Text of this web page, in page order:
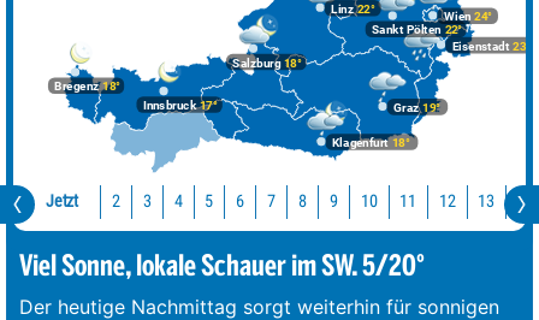
Bregenz18°
Graz19°
Innsbruck17°
Klagenfurt 18°
Linz22°
Salzburg18°
Wien 24°
Eisenstadt 23°
Sankt Pölten 22°
Jetzt 2 3 4 5 6 7 8 9 10 11 12 13 14
Viel Sonne, lokale Schauer im SW. 5/20°
Der heutige Nachmittag sorgt weiterhin für sonnigen